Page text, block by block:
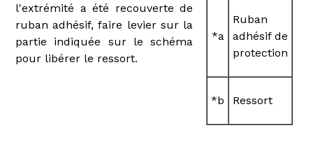
l'extrémité a été recouverte de
ruban adhésif, faire levier sur la
partie indiquée sur le schéma
pour libérer le ressort.
*a
Ruban
adhésif de
protection
*b Ressort